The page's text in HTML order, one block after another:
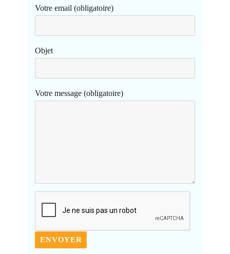
Votre email (obligatoire)
Objet
Votre message (obligatoire)